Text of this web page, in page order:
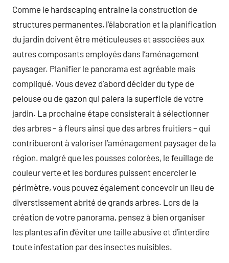
Comme le hardscaping entraine la construction de
structures permanentes, l’élaboration et la planification
du jardin doivent être méticuleuses et associées aux
autres composants employés dans l’aménagement
paysager. Planifier le panorama est agréable mais
compliqué. Vous devez d’abord décider du type de
pelouse ou de gazon qui paiera la superficie de votre
jardin. La prochaine étape consisterait à sélectionner
des arbres – à fleurs ainsi que des arbres fruitiers – qui
contribueront à valoriser l’aménagement paysager de la
région. malgré que les pousses colorées, le feuillage de
couleur verte et les bordures puissent encercler le
périmètre, vous pouvez également concevoir un lieu de
diverstissement abrité de grands arbres. Lors de la
création de votre panorama, pensez à bien organiser
les plantes afin d’éviter une taille abusive et d’interdire
toute infestation par des insectes nuisibles.